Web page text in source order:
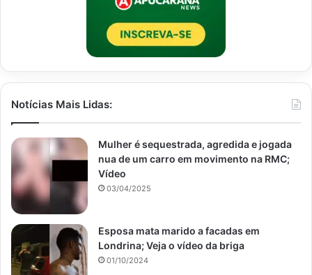
Notícias Mais Lidas:
Mulher é sequestrada, agredida e jogada
nua de um carro em movimento na RMC;
Vídeo
03/04/2025
Esposa mata marido a facadas em
Londrina; Veja o vídeo da briga
01/10/2024